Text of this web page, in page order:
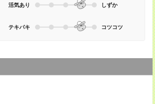
活気あり しずか
テキパキ コツコツ